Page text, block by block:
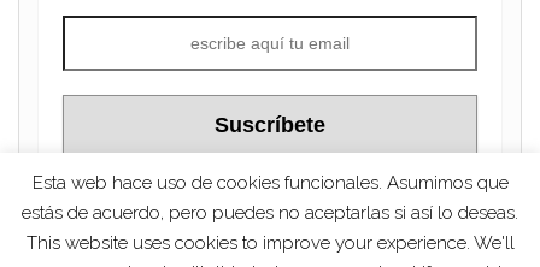
Esta web hace uso de cookies funcionales. Asumimos que
estás de acuerdo, pero puedes no aceptarlas si así lo deseas.
This website uses cookies to improve your experience. We'll